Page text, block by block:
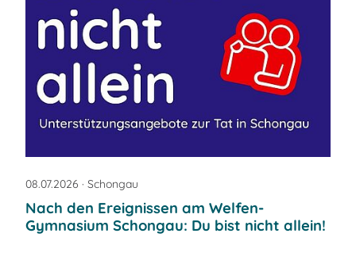
08.07.2026 · Schongau
Nach den Ereignissen am Welfen-
Gymnasium Schongau: Du bist nicht allein!